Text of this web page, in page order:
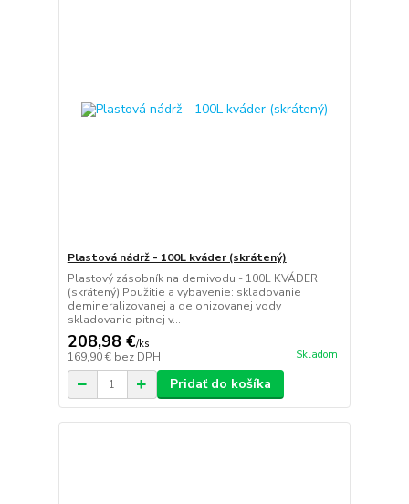
Plastová nádrž - 100L kváder (skrátený)
Plastový zásobník na demivodu - 100L KVÁDER
(skrátený) Použitie a vybavenie: skladovanie
demineralizovanej a deionizovanej vody
skladovanie pitnej v...
208,98 €/ks
169,90 € bez DPH Skladom
Pridať do košíka